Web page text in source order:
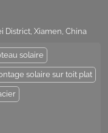
District, Xiamen, China
solaire
solaire sur toit plat